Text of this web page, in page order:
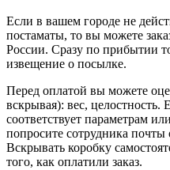
Если в вашем городе не
постаматы, то вы можете
России. Сразу по прибытии
извещение о посылке.
Перед оплатой вы можете
вскрывая): вес, целостность.
соответствует параметрам
попросите сотрудника почты
Вскрывать коробку
того, как оплатили заказ.